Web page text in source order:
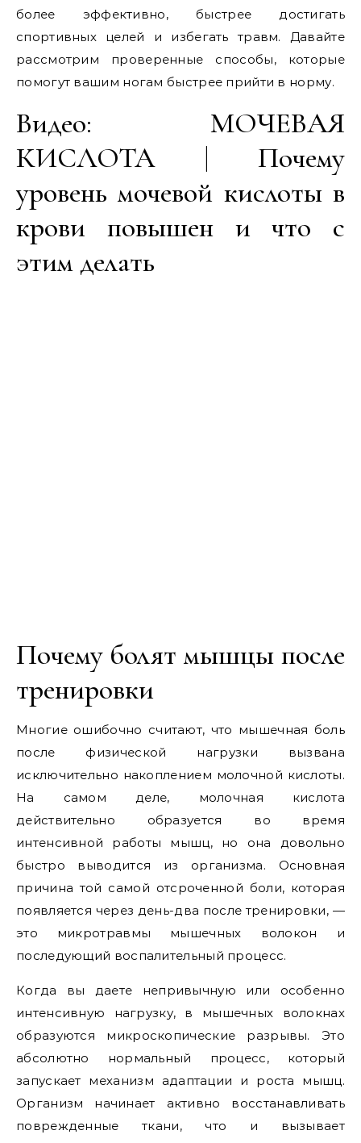
более эффективно, быстрее достигать
спортивных целей и избегать травм. Давайте
рассмотрим проверенные способы, которые
помогут вашим ногам быстрее прийти в норму.
Видео: МОЧЕВАЯ
КИСЛОТА | Почему
уровень мочевой кислоты в
крови повышен и что с
этим делать
Почему болят мышцы после
тренировки
Многие ошибочно считают, что мышечная боль
после физической нагрузки вызвана
исключительно накоплением молочной кислоты.
На самом деле, молочная кислота
действительно образуется во время
интенсивной работы мышц, но она довольно
быстро выводится из организма. Основная
причина той самой отсроченной боли, которая
появляется через день-два после тренировки, —
это микротравмы мышечных волокон и
последующий воспалительный процесс.
Когда вы даете непривычную или особенно
интенсивную нагрузку, в мышечных волокнах
образуются микроскопические разрывы. Это
абсолютно нормальный процесс, который
запускает механизм адаптации и роста мышц.
Организм начинает активно восстанавливать
поврежденные ткани, что и вызывает